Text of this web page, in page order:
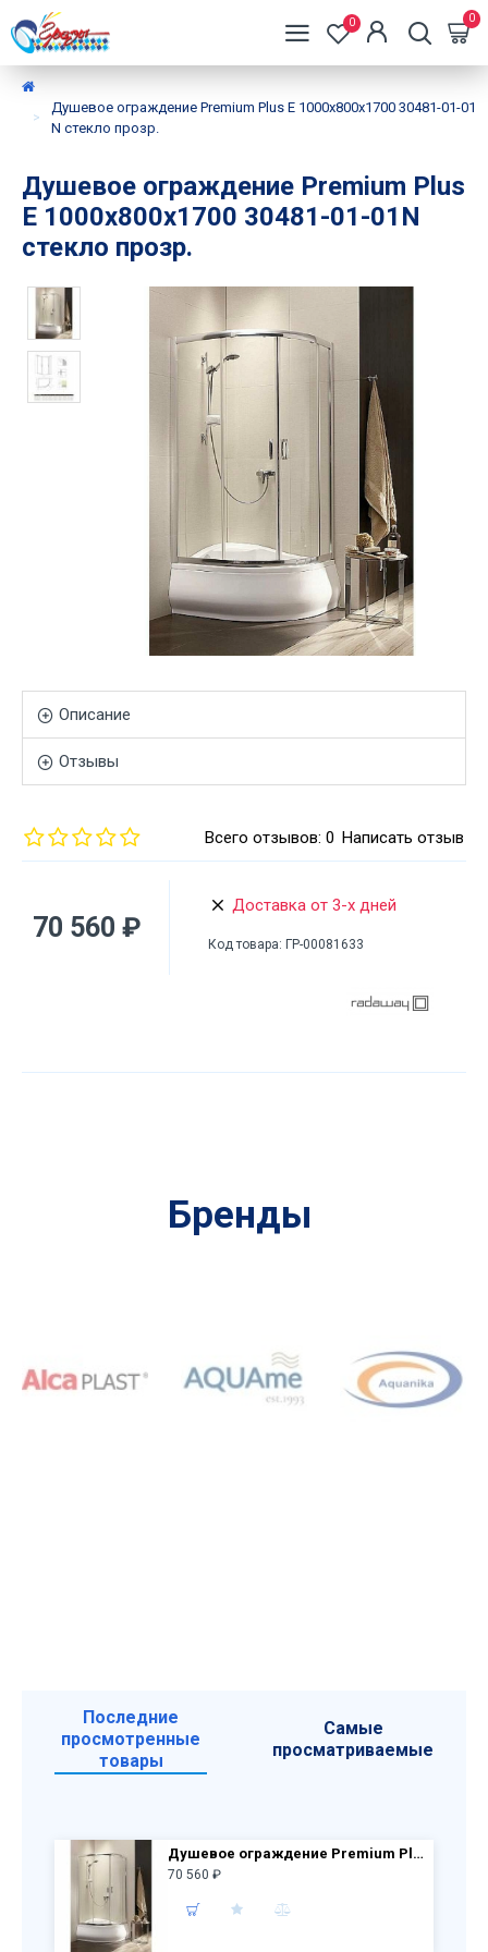
0 0
Душевое ограждение Premium Plus E 1000x800x1700 30481-01-01
N стекло прозр.
Душевое ограждение Premium Plus
E 1000x800x1700 30481-01-01N
стекло прозр.
Описание
Отзывы
Всего отзывов: 0 Написать отзыв
70 560 ₽
Доставка от 3-х дней
Код товара: ГР-00081633
Бренды
Последние
просмотренные
товары
Самые
просматриваемые
Душевое ограждение Premium Plus E 1000x800x1700 30481-01-01N стекло прозр.
70 560 ₽